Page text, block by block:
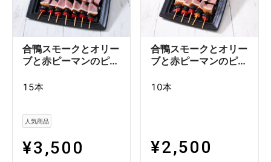
合鴨スモークとオリー
ブと赤ピーマンのピン
15本
人気商品
¥3,500
合鴨スモークとオリー
ブと赤ピーマンのピン
10本
¥2,500